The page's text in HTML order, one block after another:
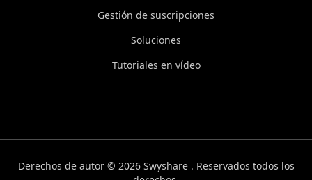
Gestión de suscripciones
Soluciones
Tutoriales en vídeo
Derechos de autor © 2026 Swyshare . Reservados todos los